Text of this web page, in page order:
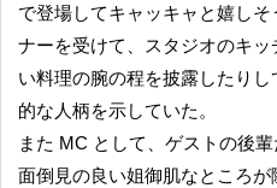
で登場してキャッキャと嬉し
ナーを受けて、スタジオのキ
い料理の腕の程を披露したり
的な人柄を示していた。
また MC として、ゲストの後
面倒見の良い姐御肌なところ